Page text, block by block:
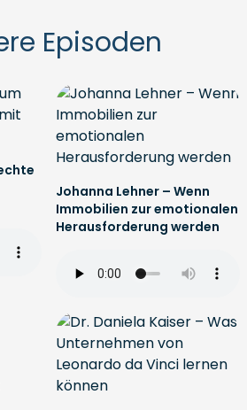
Episoden
Johanna Lehner – Wenn
Immobilien zur emotionalen
Herausforderung werden